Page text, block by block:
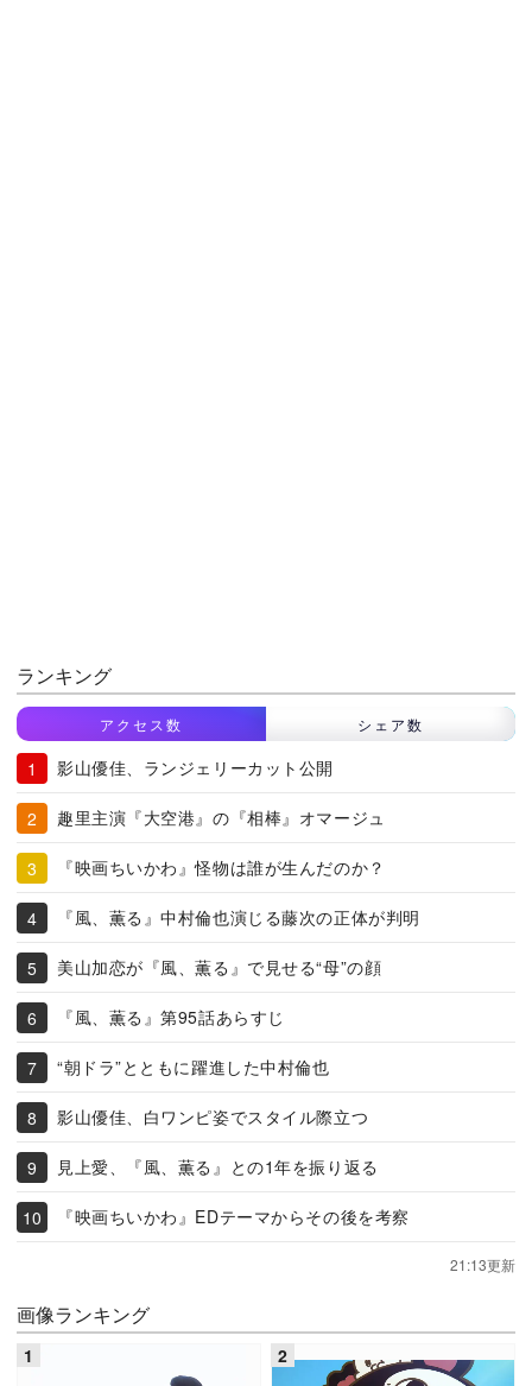
ランキング
アクセス数 シェア数
影山優佳、ランジェリーカット公開
趣里主演『大空港』の『相棒』オマージュ
『映画ちいかわ』怪物は誰が生んだのか？
『風、薫る』中村倫也演じる藤次の正体が判明
美山加恋が『風、薫る』で見せる“母”の顔
『風、薫る』第95話あらすじ
“朝ドラ”とともに躍進した中村倫也
影山優佳、白ワンピ姿でスタイル際立つ
見上愛、『風、薫る』との1年を振り返る
『映画ちいかわ』EDテーマからその後を考察
21:13更新
画像ランキング